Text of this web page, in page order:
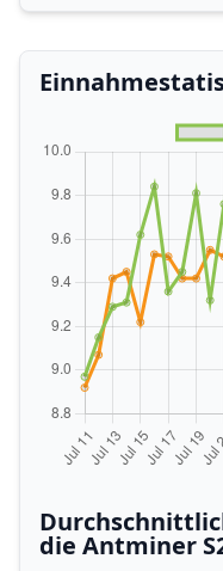
die Antminer